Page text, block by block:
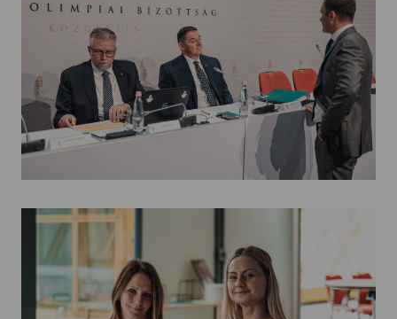
NOB
Társszervezetek
OVEP
Adatbank